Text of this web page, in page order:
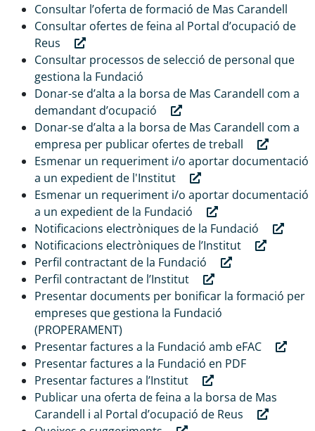
Consultar l’oferta de formació de Mas Carandell
Consultar ofertes de feina al Portal d’ocupació de
Reus
Consultar processos de selecció de personal que
gestiona la Fundació
Donar-se d’alta a la borsa de Mas Carandell com a
demandant d’ocupació
Donar-se d’alta a la borsa de Mas Carandell com a
empresa per publicar ofertes de treball
Esmenar un requeriment i/o aportar documentació
a un expedient de l'Institut
Esmenar un requeriment i/o aportar documentació
a un expedient de la Fundació
Notificacions electròniques de la Fundació
Notificacions electròniques de l’Institut
Perfil contractant de la Fundació
Perfil contractant de l’Institut
Presentar documents per bonificar la formació per
empreses que gestiona la Fundació
(PROPERAMENT)
Presentar factures a la Fundació amb eFAC
Presentar factures a la Fundació en PDF
Presentar factures a l’Institut
Publicar una oferta de feina a la borsa de Mas
Carandell i al Portal d’ocupació de Reus